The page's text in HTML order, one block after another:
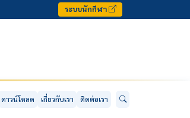
ระบบนักกีฬา
ดาวน์โหลด เกี่ยวกับเรา ติดต่อเรา